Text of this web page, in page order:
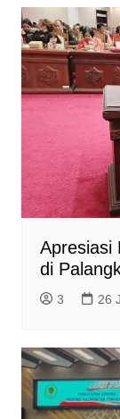
Apresiasi
di
3 26